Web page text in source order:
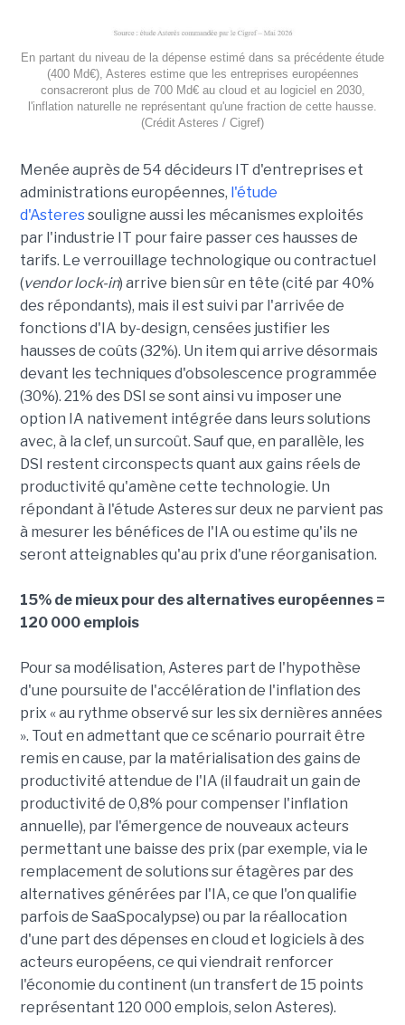
En partant du niveau de la dépense estimé dans sa précédente étude
(400 Md€), Asteres estime que les entreprises européennes
consacreront plus de 700 Md€ au cloud et au logiciel en 2030,
l'inflation naturelle ne représentant qu'une fraction de cette hausse.
(Crédit Asteres / Cigref)
Menée auprès de 54 décideurs IT d'entreprises et
administrations européennes, l'étude
d'Asteressouligne aussi les mécanismes exploités
par l'industrie IT pour faire passer ces hausses de
tarifs. Le verrouillage technologique ou contractuel
(vendor lock-in) arrive bien sûr en tête (cité par 40%
des répondants), mais il est suivi par l'arrivée de
fonctions d'IA by-design, censées justifier les
hausses de coûts (32%). Un item qui arrive désormais
devant les techniques d'obsolescence programmée
(30%). 21% des DSI se sont ainsi vu imposer une
option IA nativement intégrée dans leurs solutions
avec, à la clef, un surcoût. Sauf que, en parallèle, les
DSI restent circonspects quant aux gains réels de
productivité qu'amène cette technologie. Un
répondant à l'étude Asteres sur deux ne parvient pas
à mesurer les bénéfices de l'IA ou estime qu'ils ne
seront atteignables qu'au prix d'une réorganisation.
15% de mieux pour des alternatives européennes =
120 000 emplois
Pour sa modélisation, Asteres part de l'hypothèse
d'une poursuite de l'accélération de l'inflation des
prix « au rythme observé sur les six dernières années
». Tout en admettant que ce scénario pourrait être
remis en cause, par la matérialisation des gains de
productivité attendue de l'IA (il faudrait un gain de
productivité de 0,8% pour compenser l'inflation
annuelle), par l'émergence de nouveaux acteurs
permettant une baisse des prix (par exemple, via le
remplacement de solutions sur étagères par des
alternatives générées par l'IA, ce que l'on qualifie
parfois de SaaSpocalypse) ou par la réallocation
d'une part des dépenses en cloud et logiciels à des
acteurs européens, ce qui viendrait renforcer
l'économie du continent (un transfert de 15 points
représentant 120 000 emplois, selon Asteres).